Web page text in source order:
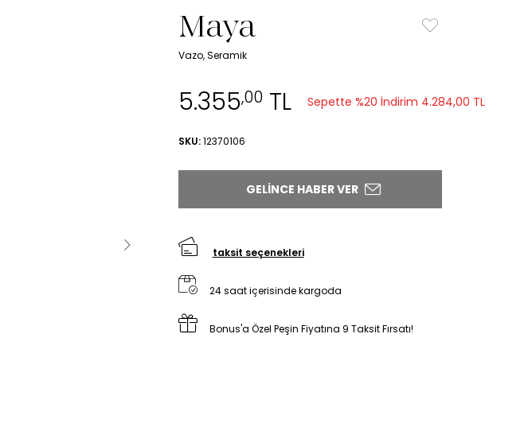
Maya
Vazo, Seramik
5.355,00TL Sepette %20 İndirim 4.284,00 TL
SKU: 12370106
GELINCE HABER VER
taksit seçenekleri
24 saat içerisinde kargoda
Bonus'a Özel Peşin Fiyatına 9 Taksit Fırsatı!